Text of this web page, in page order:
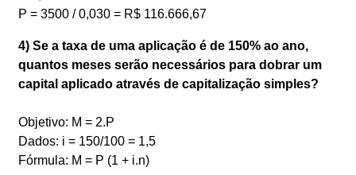
P = 3500 / 0,030 = R$ 116.666,67
4) Se a taxa de uma aplicação é de 150% ao ano,
quantos meses serão necessários para dobrar um
capital aplicado através de capitalização simples?
Objetivo: M = 2.P
Dados: i = 150/100 = 1,5
Fórmula: M = P (1 + i.n)